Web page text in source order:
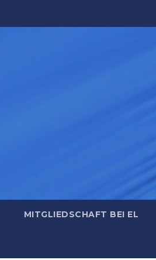
MITGLIEDSCHAFT BEI EL